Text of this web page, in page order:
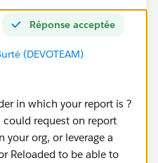
Réponse acceptée
(DEVOTEAM)
in which your report is ?
request on report
org, or leverage a
Reloaded to be able to